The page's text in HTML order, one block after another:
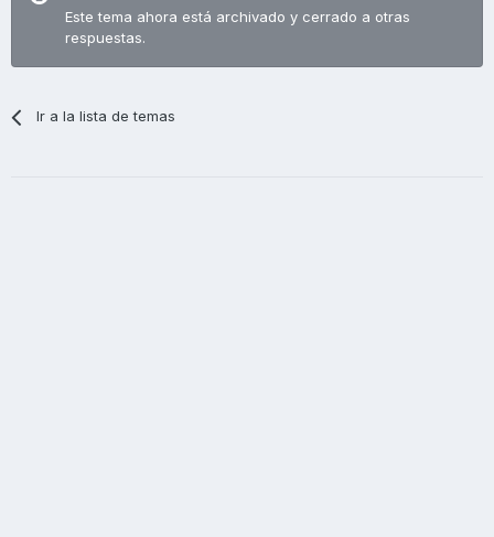
Este tema ahora está archivado y cerrado a otras
respuestas.
Ir a la lista de temas